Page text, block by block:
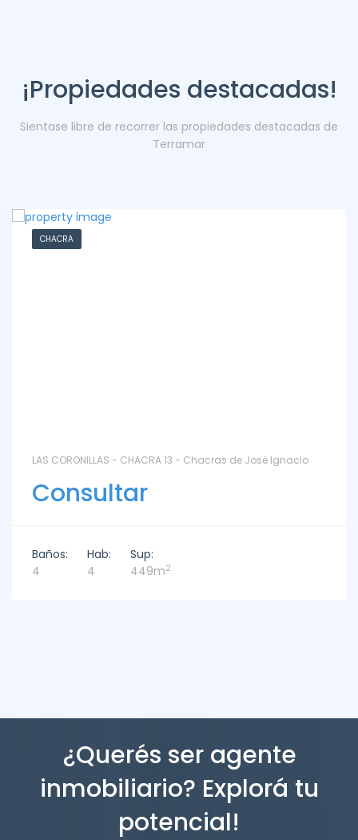
¡Propiedades destacadas!
Sientase libre de recorrer las propiedades destacadas de
Terramar
CHACRA
LAS CORONILLAS - CHACRA 13 - Chacras de José Ignacio
Consultar
Baños:
4
Hab:
4
Sup:
449m2
¿Querés ser agente
inmobiliario? Explorá tu
potencial!